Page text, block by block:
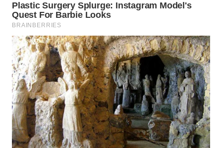
WN
WN
BOROBUDUR
WN
MADURA
WN
SURABAYA